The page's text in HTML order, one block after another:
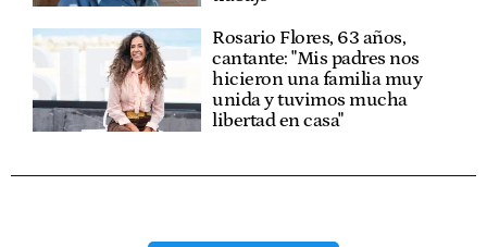
Rosario Flores, 63 años,
cantante: "Mis padres nos
hicieron una familia muy
unida y tuvimos mucha
libertad en casa"